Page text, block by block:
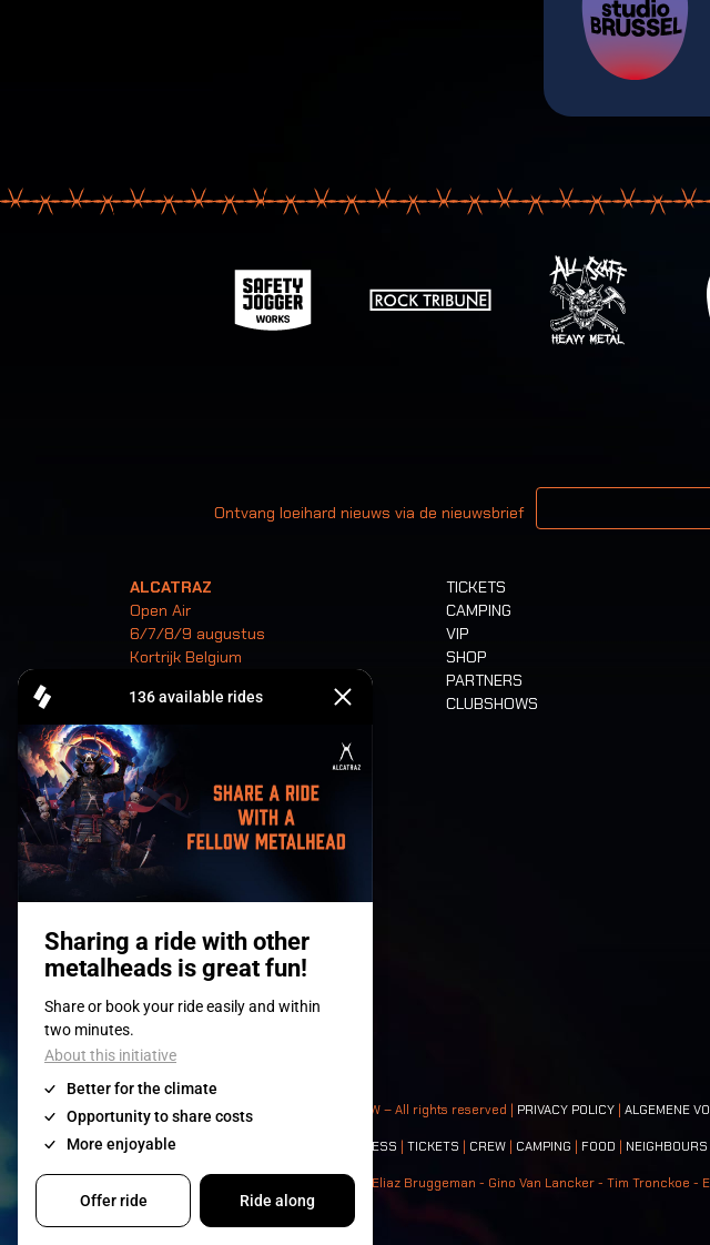
Ontvang loeihard nieuws via de nieuwsbrief
Uw email adres
ALCATRAZ
Open Air
6/7/8/9 augustus
Kortrijk Belgium
Tickets
TICKETS
CAMPING
VIP
SHOP
PARTNERS
CLUBSHOWS
© 2008-2026 - Apache Productions VZW – All rights reserved | PRIVACY POLICY ALGEMENE
Contact: PRESS TICKETS CREW CAMPING FOOD NEIGHBOURS
Photos: Ann Kermans - Hans Van Hoof - Eliaz Bruggeman - Gino Van Lancker - Tim